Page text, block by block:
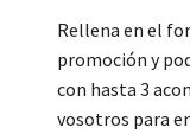
Rellena en el
promoción y
con hasta 3
vosotros para